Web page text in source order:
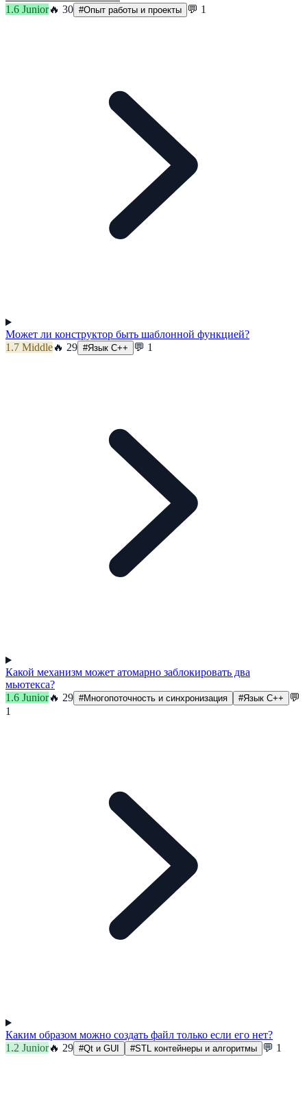
1.6 Junior🔥 30 #Опыт работы и проекты 💬 1
Может ли конструктор быть шаблонной функцией?
1.7 Middle🔥 29 #Язык C++ 💬 1
Какой механизм может атомарно заблокировать два
мьютекса?
1.6 Junior🔥 29 #Многопоточность и синхронизация #Язык C++
💬
1
Каким образом можно создать файл только если его нет?
1.2 Junior🔥 29 #Qt и GUI #STL контейнеры и алгоритмы 💬 1